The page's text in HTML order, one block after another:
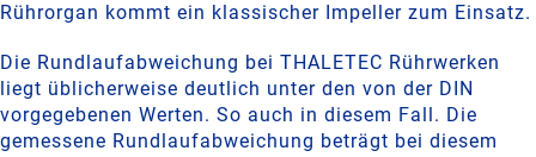
Rührorgan kommt ein klassischer Impeller zum Einsatz.
Die Rundlaufabweichung bei THALETEC Rührwerken
liegt üblicherweise deutlich unter den von der DIN
vorgegebenen Werten. So auch in diesem Fall. Die
gemessene Rundlaufabweichung beträgt bei diesem